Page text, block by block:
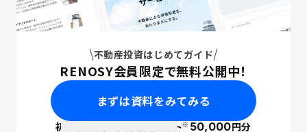
不動産投資はじめてガイド
RENOSY会員限定で無料公開中！
まずは資料をみてみる
初回面談で ポイント※50,000円分